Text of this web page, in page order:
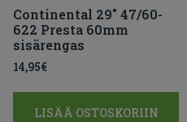
Continental 29″ 47/60-
622 Presta 60mm
sisärengas
14,95€
LISÄÄ OSTOSKORIIN